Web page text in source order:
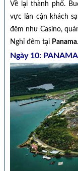
Về lại thành phố.
vực lân cận khách
đêm như Casino,
Nghỉ đêm tại Panama.
Ngày 10: